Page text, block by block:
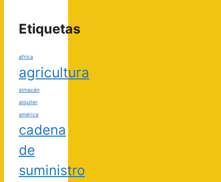
Etiquetas
africa
agricultura
almacén
alquiler
américa
cadena
de
suministro